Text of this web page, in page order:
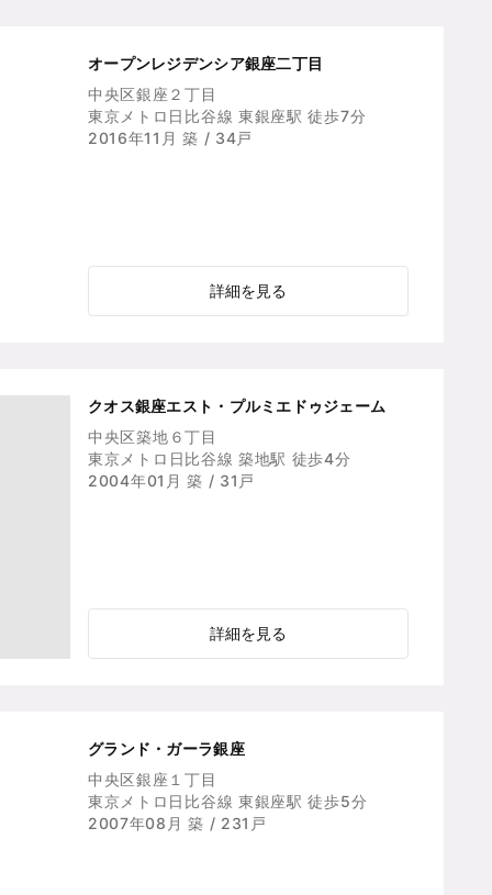
オープンレジデンシア銀座二丁目
中央区銀座２丁目
東京メトロ日比谷線 東銀座駅 徒歩7分
2016年11月 築 / 34戸
詳細を見る
クオス銀座エスト・プルミエドゥジェーム
中央区築地６丁目
東京メトロ日比谷線 築地駅 徒歩4分
2004年01月 築 / 31戸
詳細を見る
グランド・ガーラ銀座
中央区銀座１丁目
東京メトロ日比谷線 東銀座駅 徒歩5分
2007年08月 築 / 231戸